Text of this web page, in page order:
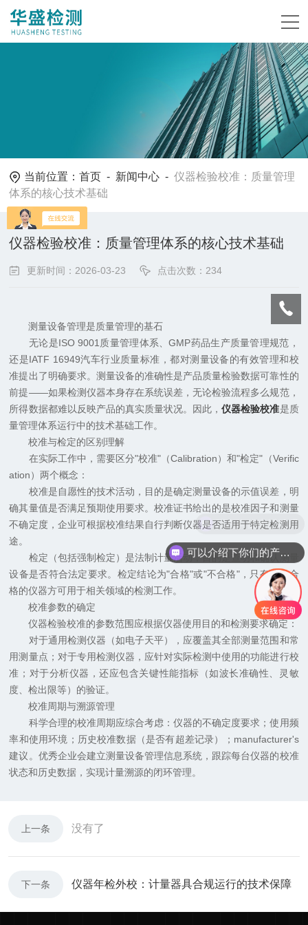
当前位置：首页 - 新闻中心 -仪器检验校准：质量管理
体系的核心技术基础
仪器检验校准：质量管理体系的核心技术基础
更新时间：2026-03-23 点击次数：234
测量设备管理是质量管理的基石
无论是ISO 9001质量管理体系、GMP药品生产质量管理规范，
还是IATF 16949汽车行业质量标准，都对测量设备的有效管理和校
准提出了明确要求。测量设备的准确性是产品质量检验数据可靠性的
前提——如果检测仪器本身存在系统误差，无论检验流程多么规范，
所得数据都难以反映产品的真实质量状况。因此，仪器检验校准是质
量管理体系运行中的技术基础工作。
校准与检定的区别理解
在实际工作中，需要区分"校准"（Calibration）和"检定"（Verific
ation）两个概念：
校准是自愿性的技术活动，目的是确定测量设备的示值误差，明
确其量值是否满足预期使用要求。校准证书给出的是校准因子和测量
不确定度，企业可根据校准结果自行判断仪器是否适用于特定检测用
途。
检定（包括强制检定）是法制计量活动，目的是查明和确认测量
设备是否符合法定要求。检定结论为"合格"或"不合格"，只有检定合
格的仪器方可用于相关领域的检测工作。
校准参数的确定
仪器检验校准的参数范围应根据仪器使用目的和检测要求确定：
对于通用检测仪器（如电子天平），应覆盖其全部测量范围和常
用测量点；对于专用检测仪器，应针对实际检测中使用的功能进行校
准；对于分析仪器，还应包含关键性能指标（如波长准确性、灵敏
度、检出限等）的验证。
校准周期与溯源管理
科学合理的校准周期应综合考虑：仪器的不确定度要求；使用频
率和使用环境；历史校准数据（是否有超差记录）；manufacturer's
建议。优秀企业会建立测量设备管理信息系统，跟踪每台仪器的校准
状态和历史数据，实现计量溯源的闭环管理。
上一条 没有了
下一条 仪器年检外校：计量器具合规运行的技术保障
可以介绍下你们的产品么
现在有优惠活动吗